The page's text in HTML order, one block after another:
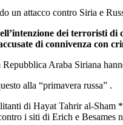
dei terroristi
di connivenza con
Araba Siriana
alla “primavera russa” .
di Hayat Tahrir al-Sham
i siti di Erich e